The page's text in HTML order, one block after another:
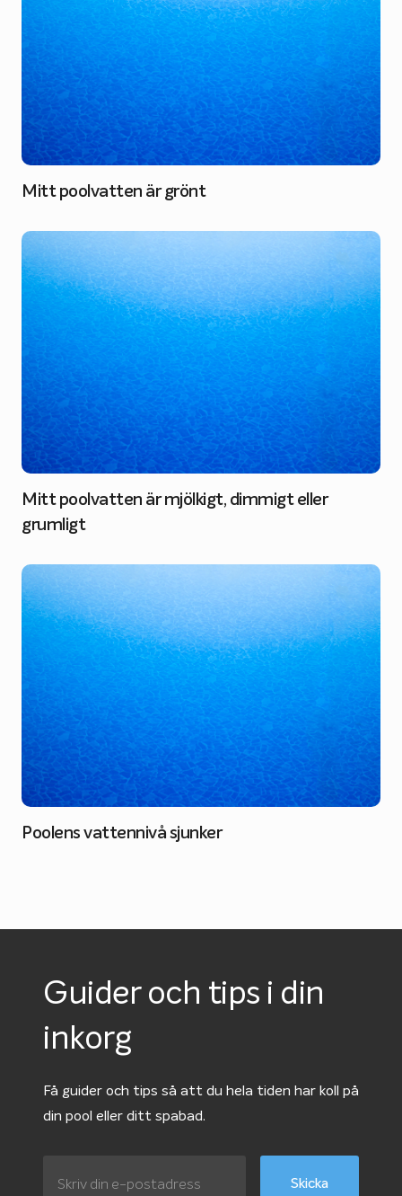
Mitt poolvatten är grönt
Mitt poolvatten är mjölkigt, dimmigt eller
grumligt
Poolens vattennivå sjunker
Guider och tips i din
inkorg
Få guider och tips så att du hela tiden har koll på
din pool eller ditt spabad.